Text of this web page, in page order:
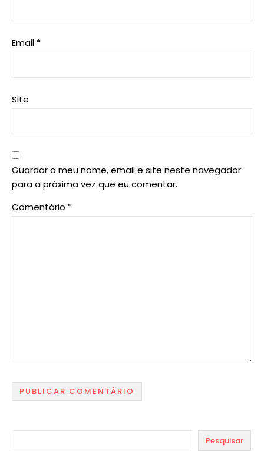
Email *
Site
Guardar o meu nome, email e site neste navegador
para a próxima vez que eu comentar.
Comentário *
Pesquisar